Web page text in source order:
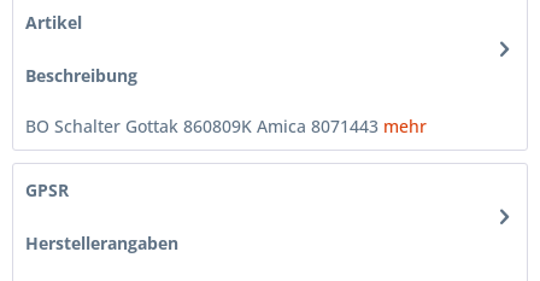
Artikel
Beschreibung
BO Schalter Gottak 860809K Amica 8071443 mehr
GPSR
Herstellerangaben